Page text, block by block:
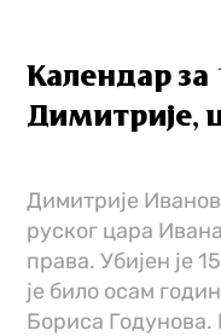
Календар за
Димитрије,
Димитрије
руског цара
права. Убијен је
је било осам
Бориса